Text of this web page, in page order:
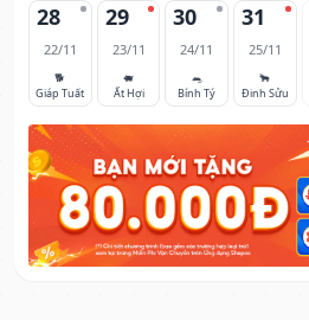
28
22/11
🐕
Giáp Tuất
29
23/11
🐖
Ất Hợi
30
24/11
🐀
Bính Tý
31
25/11
🐂
Đinh Sửu